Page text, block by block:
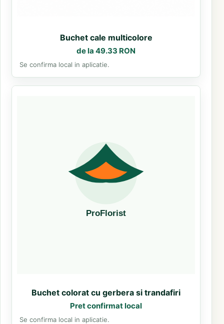
Buchet cale multicolore
de la 49.33 RON
Se confirma local in aplicatie.
Buchet colorat cu gerbera si trandafiri
Pret confirmat local
Se confirma local in aplicatie.